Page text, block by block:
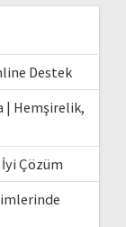
Destek
| Hemşirelik,
Çözüm